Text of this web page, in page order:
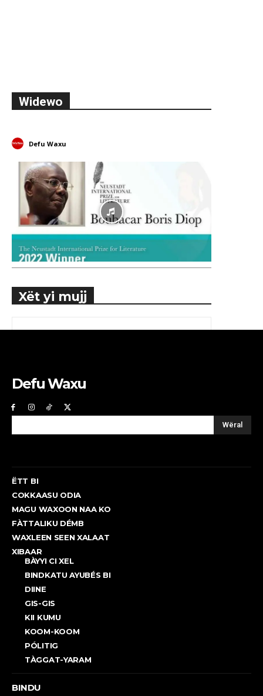
Widewo
Defu Waxu
Xët yi mujj
Defu Waxu
Wëral
ËTT BI
COKKAASU ODIA
MAGU WAXOON NAA KO
FÀTTALIKU DÉMB
WAXLEEN SEEN XALAAT
XIBAAR
BÀYYI CI XEL
BINDKATU AYUBÉS BI
DIINE
GIS-GIS
KII KUMU
KOOM-KOOM
PÓLITIG
TÀGGAT-YARAM
BINDU